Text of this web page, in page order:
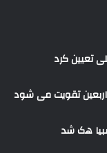
تعیین کرد
اربعین تقویت می شود
هک شد